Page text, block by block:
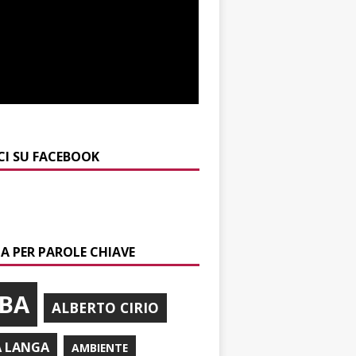
SU FACEBOOK
PER PAROLE CHIAVE
ALBERTO CIRIO
LANGA AMBIENTE